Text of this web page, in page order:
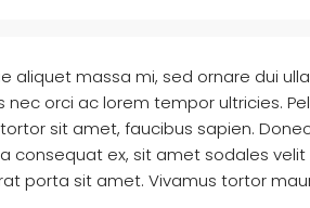
aliquet massa mi, sed ornare dui
orci ac lorem tempor ultricies.
sit amet, faucibus sapien.
consequat ex, sit amet sodales
porta sit amet. Vivamus tortor